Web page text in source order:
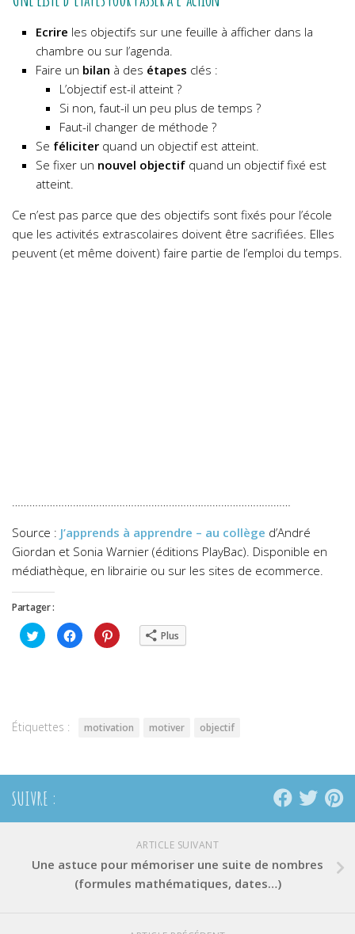
Ecrire les objectifs sur une feuille à afficher dans la
chambre ou sur l’agenda.
Faire un bilan à des étapes clés :
L’objectif est-il atteint ?
Si non, faut-il un peu plus de temps ?
Faut-il changer de méthode ?
Se féliciter quand un objectif est atteint.
Se fixer un nouvel objectif quand un objectif fixé est
atteint.
Ce n’est pas parce que des objectifs sont fixés pour l’école
que les activités extrascolaires doivent être sacrifiées. Elles
peuvent (et même doivent) faire partie de l’emploi du temps.
Source : J’apprends à apprendre – au collège d’André
Giordan et Sonia Warnier (éditions PlayBac). Disponible en
médiathèque, en librairie ou sur les sites de ecommerce.
Partager :
Cliquez
pour
partager
Cliquez
pour
partager
Cliquez
pour Plus
Étiquettes : motivation motiver objectif
SUIVRE :
ARTICLE SUIVANT
Une astuce pour mémoriser une suite de nombres
(formules mathématiques, dates…)